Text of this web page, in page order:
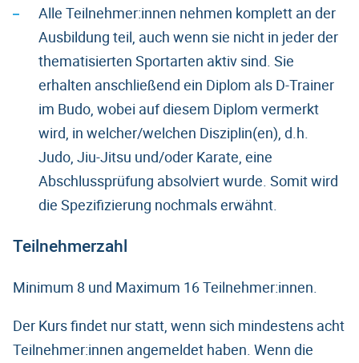
Alle Teilnehmer:innen nehmen komplett an der
Ausbildung teil, auch wenn sie nicht in jeder der
thematisierten Sportarten aktiv sind. Sie
erhalten anschließend ein Diplom als D-Trainer
im Budo, wobei auf diesem Diplom vermerkt
wird, in welcher/welchen Disziplin(en), d.h.
Judo, Jiu-Jitsu und/oder Karate, eine
Abschlussprüfung absolviert wurde. Somit wird
die Spezifizierung nochmals erwähnt.
Teilnehmerzahl
Minimum 8 und Maximum 16 Teilnehmer:innen.
Der Kurs findet nur statt, wenn sich mindestens acht
Teilnehmer:innen angemeldet haben. Wenn die